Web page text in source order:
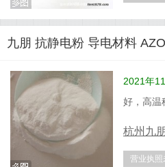
九朋 抗静电粉 导电材料
2021年
好，高温
杭州九
营业执照